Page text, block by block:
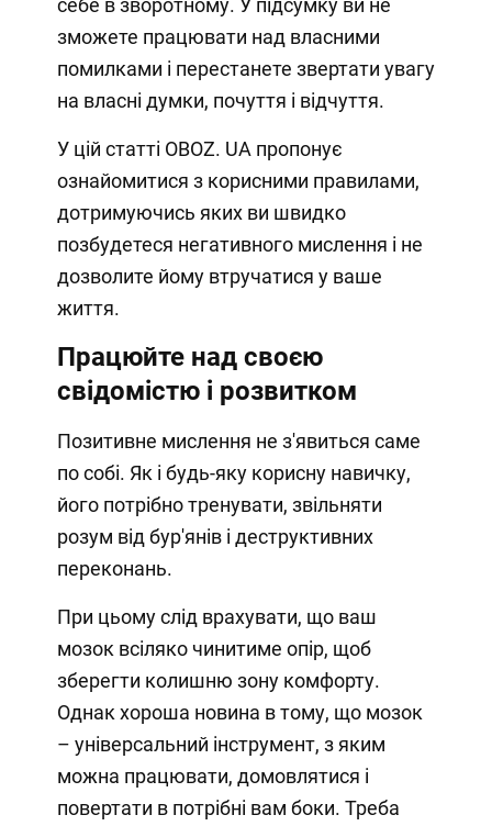
себе в зворотному. У підсумку ви не
зможете працювати над власними
помилками і перестанете звертати увагу
на власні думки, почуття і відчуття.
У цій статті OBOZ. UA пропонує
ознайомитися з корисними правилами,
дотримуючись яких ви швидко
позбудетеся негативного мислення і не
дозволите йому втручатися у ваше
життя.
Працюйте над своєю
свідомістю і розвитком
Позитивне мислення не з'явиться саме
по собі. Як і будь-яку корисну навичку,
його потрібно тренувати, звільняти
розум від бур'янів і деструктивних
переконань.
При цьому слід врахувати, що ваш
мозок всіляко чинитиме опір, щоб
зберегти колишню зону комфорту.
Однак хороша новина в тому, що мозок
– універсальний інструмент, з яким
можна працювати, домовлятися і
повертати в потрібні вам боки. Треба